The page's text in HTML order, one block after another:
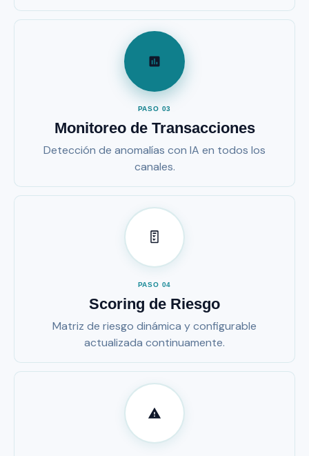
PASO 03
Monitoreo de Transacciones
Detección de anomalías con IA en todos los
canales.
PASO 04
Scoring de Riesgo
Matriz de riesgo dinámica y configurable
actualizada continuamente.